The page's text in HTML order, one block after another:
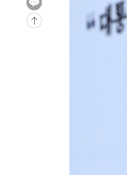
0.49%↑
-29295초 전 >
[속보]코스닥, 800p
-29225초 전 >
[속보]코스피,
[속보]원·달러 환율,
"여기 떨어졌다"…다
손흥민, 5경기 연속
내일까지 39도 '펄펄
[속보]경찰, '홍명보
[속보]산업장관 "美
[속보]코스피 매도